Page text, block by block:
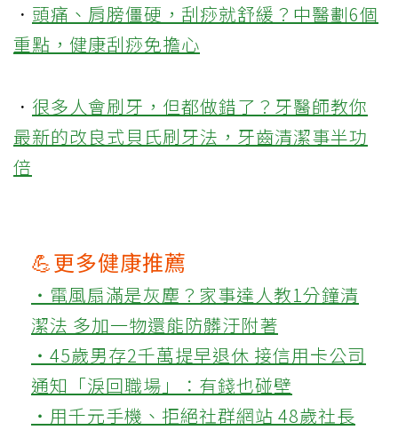
． 頭痛、肩膀僵硬，刮痧就舒緩？中醫劃6個
重點，健康刮痧免擔心
． 很多人會刷牙，但都做錯了？牙醫師教你
最新的改良式貝氏刷牙法，牙齒清潔事半功
倍
💪更多健康推薦
‧電風扇滿是灰塵？家事達人教1分鐘清
潔法 多加一物還能防髒汙附著
‧45歲男存2千萬提早退休 接信用卡公司
通知「淚回職場」：有錢也碰壁
‧用千元手機、拒絕社群網站 48歲社長